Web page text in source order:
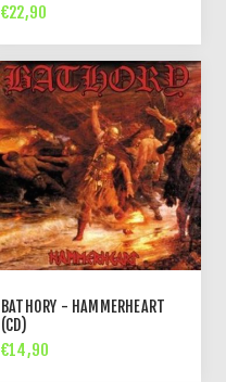
€22,90
BATHORY - HAMMERHEART
(CD)
€14,90